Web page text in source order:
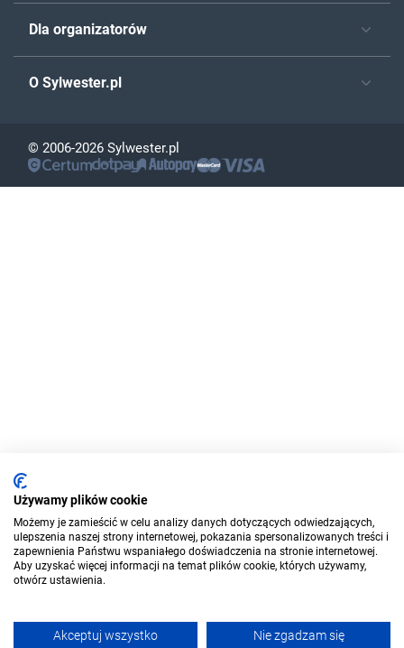
Dla organizatorów
O Sylwester.pl
© 2006-2026 Sylwester.pl
Używamy plików cookie
Możemy je zamieścić w celu analizy danych dotyczących odwiedzających,
ulepszenia naszej strony internetowej, pokazania spersonalizowanych treści i
zapewnienia Państwu wspaniałego doświadczenia na stronie internetowej.
Aby uzyskać więcej informacji na temat plików cookie, których używamy,
otwórz ustawienia.
Akceptuj wszystko Nie zgadzam się